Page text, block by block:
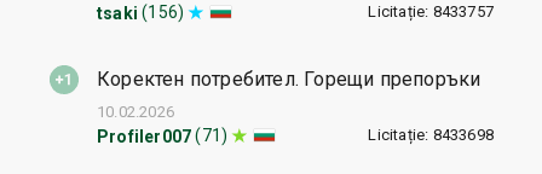
tsaki (156) Licitație: 8433757
Коректен потребител. Горещи препоръки
Profiler007 (71) Licitație: 8433698
10.02.2026